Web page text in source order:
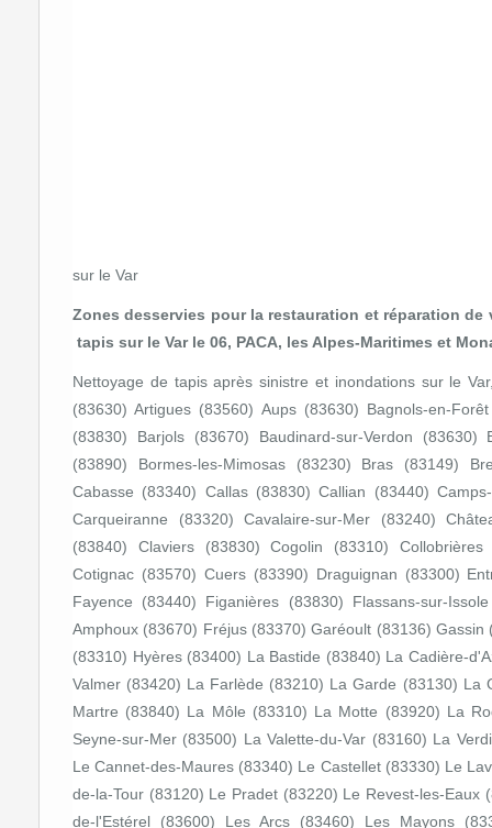
sur le Var
Zones desservies pour la restauration et réparation
tapis sur le Var le 06, PACA, les Alpes-Maritimes et
Nettoyage de tapis après sinistre et inondations sur le
(83630) Artigues (83560) Aups (83630) Bagnols-en-
(83830) Barjols (83670) Baudinard-sur-Verdon
(83890) Bormes-les-Mimosas (83230) Bras (83149)
Cabasse (83340) Callas (83830) Callian (83440)
Carqueiranne (83320) Cavalaire-sur-Mer (83240)
(83840) Claviers (83830) Cogolin (83310)
Cotignac (83570) Cuers (83390) Draguignan (83300)
Fayence (83440) Figanières (83830) Flassans-sur-
Amphoux (83670) Fréjus (83370) Garéoult (83136)
(83310) Hyères (83400) La Bastide (83840) La Cadière-
Valmer (83420) La Farlède (83210) La Garde (83130)
Martre (83840) La Môle (83310) La Motte (83920) La
Seyne-sur-Mer (83500) La Valette-du-Var (83160) La
Le Cannet-des-Maures (83340) Le Castellet (83330) Le
de-la-Tour (83120) Le Pradet (83220) Le Revest-les-
de-l'Estérel (83600) Les Arcs (83460) Les Mayons